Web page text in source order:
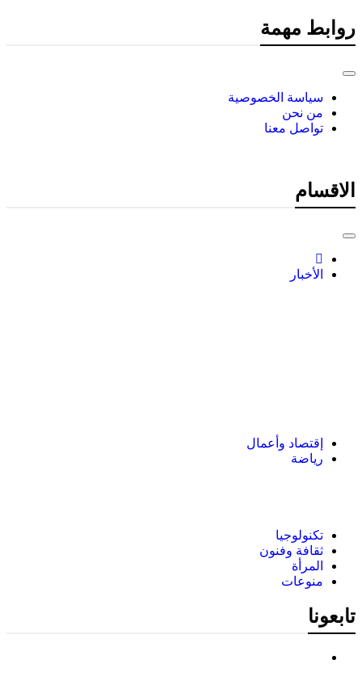
روابط مهمة
سياسة الخصوصية
من نحن
تواصل معنا
الاقسام
الأخبار
إقتصاد وأعمال
رياضة
تكنولوجيا
ثقافة وفنون
المرأة
منوعات
تابعونا